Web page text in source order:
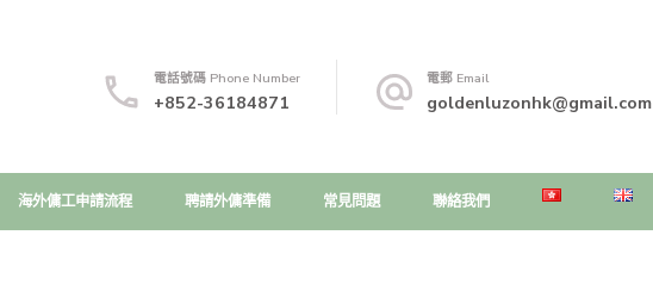
電話號碼 Phone Number
+852-36184871
電郵 Email
goldenluzonhk@gmail.com
海外傭工申請流程 聘請外傭準備 常見問題 聯絡我們